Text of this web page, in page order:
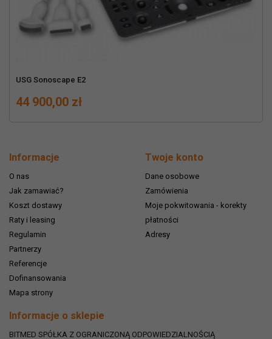
USG Sonoscape E2
Cena
44 900,00 zł
Informacje
O nas
Jak zamawiać?
Koszt dostawy
Raty i leasing
Regulamin
Partnerzy
Referencje
Dofinansowania
Mapa strony
Twoje konto
Dane osobowe
Zamówienia
Moje pokwitowania - korekty
płatności
Adresy
Informacje o sklepie
BITMED SPÓŁKA Z OGRANICZONĄ ODPOWIEDZIALNOŚCIĄ